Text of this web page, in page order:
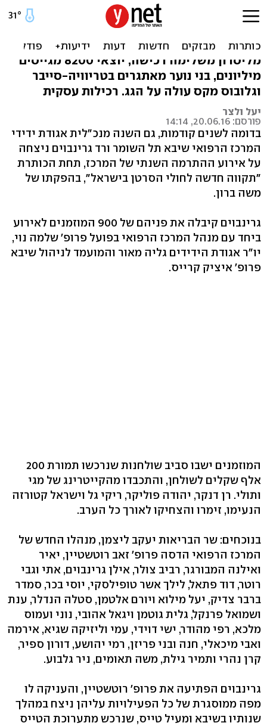
שיבא מציג: תקווה חדשה
מליסרון משלימה רכישה, יוצאי 8200 מגייסים
מיליונים, בני נוער מאתגרים בטריוויה-סייבר
וגלובוס מקס עולה על הגג. רכילות עסקית
יעל ולצר
פורסם: 20.06.16, 14:14
בדומה לשנים קודמות, גם השנה מנכ"לית אגודת ידידי
המרכז הרפואי שיבא תל השומר ורד גרינבוים ניצחה
על אירוע ההתרמה השנתי של המרכז, תחת הכותרת
"תקווה חדשה לחולי הסרטן בישראל", בהפקתו של
משה ברון.
גרינבוים קיבלה את פניהם של 900 המוזמנים לאירוע
ביחד עם מנהל המרכז הרפואי בפועל פרופ' שלמה נוי,
יו"ר אגודת הידידים גליה מאור והמועמד לניהול שיבא
פרופ' איציק קרייס.
המוזמנים ישבו סביב שולחנות שנרכשו תמורת 200
אלף שקלים לשולחן, והתכבדו מהקייטרינג של מגי
ותולי. רן דנקר, יהודה פוליקר, ריקי גל וישראל קטורזה
הנעימו, זימרו והצחיקו לאורך כל הערב.
בנוכחים: שר הבריאות יעקב ליצמן, מנהלו החדש של
המרכז הרפואי הדסה פרופ' זאב רוטשטיין, יאיר
ואילנה המבורגר, רביב צולר, אילן גרינבוים, אתי וגבי
רוטר, דוד פתאל, לילך אשר טופילסקי, יוסי בכר, סמדר
ברבר צדיק, יעל מילוא ויורם אלטמן, סטלה הנדלר, ענת
ושמואל פרנקל, גלית גוטמן ויגאל אהובי, נוני ועמוס
מלכא, רפי מהודר, ישי דוידי, עמי וליזיקה שגיא, אירמה
ואבי מיכאלי, חנה ובני פריזן, רמי יהושע, דורון ספיר,
קרן נהרי ותמיר גילת, משה תאומים, ניר גלבוע.
גרינבוים הפתיעה את פרופ' רוטשטיין, והעניקה לו
מפה ממוסגרת של כל הפעילויות עליהן ניצח במהלך
שנותיו בשיבא ומעיל טייס, שנרכש מתערוכת הטייס